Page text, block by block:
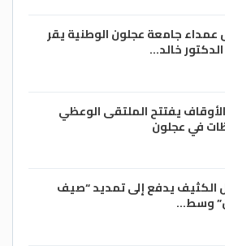
جامعة عجلون الوطنية يقر
خالد…
يفتتح الملتقى الوعظي
في عجلون
الكثيف يدفع إلى تمديد “صيف
وسط…